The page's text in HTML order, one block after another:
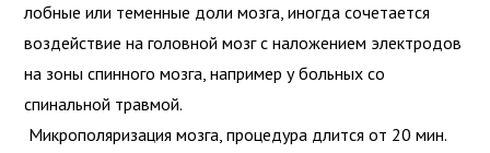
лобные или теменные доли мозга, иногда сочетается
воздействие на головной мозг с наложением электродов
на зоны спинного мозга, например у больных со
спинальной травмой.
Микрополяризация мозга, процедура длится от 20 мин.